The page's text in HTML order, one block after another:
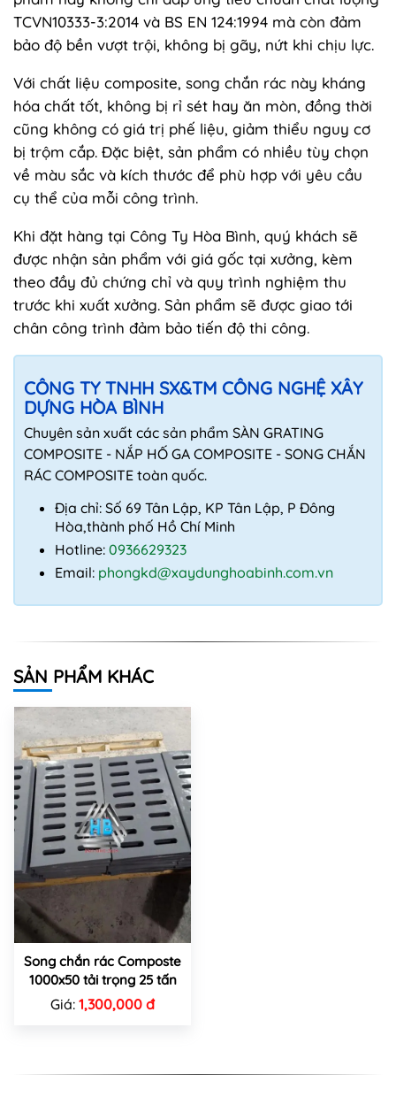
TCVN10333-3:2014 và BS EN 124:1994 mà còn đảm
bảo độ bền vượt trội, không bị gãy, nứt khi chịu lực.
Với chất liệu composite, song chắn rác này kháng
hóa chất tốt, không bị rỉ sét hay ăn mòn, đồng thời
cũng không có giá trị phế liệu, giảm thiểu nguy cơ
bị trộm cắp. Đặc biệt, sản phẩm có nhiều tùy chọn
về màu sắc và kích thước để phù hợp với yêu cầu
cụ thể của mỗi công trình.
Khi đặt hàng tại Công Ty Hòa Bình, quý khách sẽ
được nhận sản phẩm với giá gốc tại xưởng, kèm
theo đầy đủ chứng chỉ và quy trình nghiệm thu
trước khi xuất xưởng. Sản phẩm sẽ được giao tới
chân công trình đảm bảo tiến độ thi công.
CÔNG TY TNHH SX&TM CÔNG NGHỆ XÂY
DỰNG HÒA BÌNH
Chuyên sản xuất các sản phẩm SÀN GRATING
COMPOSITE - NẮP HỐ GA COMPOSITE - SONG CHẮN
RÁC COMPOSITE toàn quốc.
Địa chỉ: Số 69 Tân Lập, KP Tân Lập, P Đông
Hòa,thành phố Hồ Chí Minh
Hotline: 0936629323
Email: phongkd@xaydunghoabinh.com.vn
SẢN PHẨM KHÁC
Song chắn rác Composte
1000x50 tải trọng 25 tấn
Giá: 1,300,000 đ